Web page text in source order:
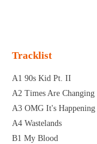
Tracklist
A1 90s Kid Pt. II
A2 Times Are Changing
A3 OMG It's Happening
A4 Wastelands
B1 My Blood